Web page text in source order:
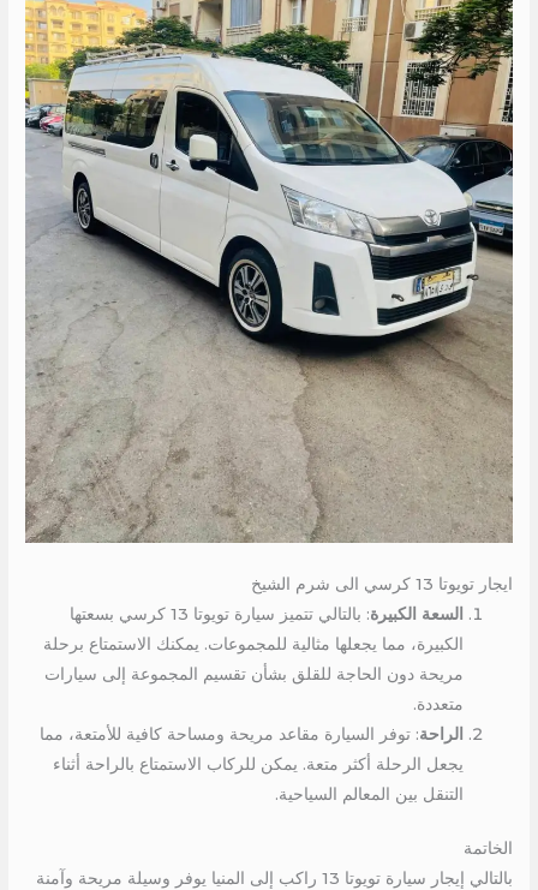
ايجار تويوتا 13 كرسي الى شرم الشيخ
السعة الكبيرة
: بالتالي تتميز سيارة تويوتا 13 كرسي بسعتها
الكبيرة، مما يجعلها مثالية للمجموعات. يمكنك الاستمتاع برحلة
مريحة دون الحاجة للقلق بشأن تقسيم المجموعة إلى سيارات
متعددة.
الراحة: توفر السيارة مقاعد مريحة ومساحة كافية للأمتعة، مما
يجعل الرحلة أكثر متعة. يمكن للركاب الاستمتاع بالراحة أثناء
التنقل بين المعالم السياحية.
الخاتمة
بالتالي إيجار سيارة تويوتا 13 راكب إلى المنيا يوفر وسيلة مريحة وآمنة